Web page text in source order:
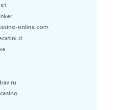
online.com